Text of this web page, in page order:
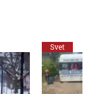
Svet